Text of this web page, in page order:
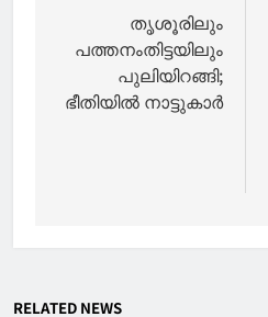
navigation
തൃശൂരിലും
പത്തനംതിട്ടയിലും
പുലിയിറങ്ങി;
ഭീതിയിൽ നാട്ടുകാർ
RELATED NEWS